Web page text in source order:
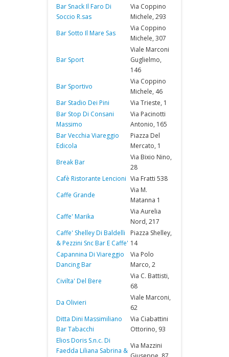
Bar Snack Il Faro Di
Soccio R.sas
Via Coppino
Michele, 293
Bar Sotto Il Mare Sas
Via Coppino
Michele, 307
Bar Sport
Viale Marconi
Guglielmo,
146
Bar Sportivo
Via Coppino
Michele, 46
Bar Stadio Dei Pini
Via Trieste, 1
Bar Stop Di Consani
Massimo
Via Pacinotti
Antonio, 165
Bar Vecchia Viareggio
Edicola
Piazza Del
Mercato, 1
Break Bar
Via Bixio Nino,
28
Cafè Ristorante Lencioni Via Fratti 538
Caffe Grande
Via M.
Matanna 1
Caffe' Marika
Via Aurelia
Nord, 217
Caffe' Shelley Di Baldelli
& Pezzini Snc Bar E Caffe'
Piazza Shelley,
14
Capannina Di Viareggio
Dancing Bar
Via Polo
Marco, 2
Civilta' Del Bere
Via C. Battisti,
68
Da Olivieri
Viale Marconi,
62
Ditta Dini Massimiliano
Bar Tabacchi
Via Ciabattini
Ottorino, 93
Elios Doris S.n.c. Di
Faedda Liliana Sabrina &
Via Mazzini